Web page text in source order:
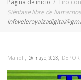
Página de inicio
Tiro
Siéntase libre de llamarnos
Manoli, 26 mayo, 2023,